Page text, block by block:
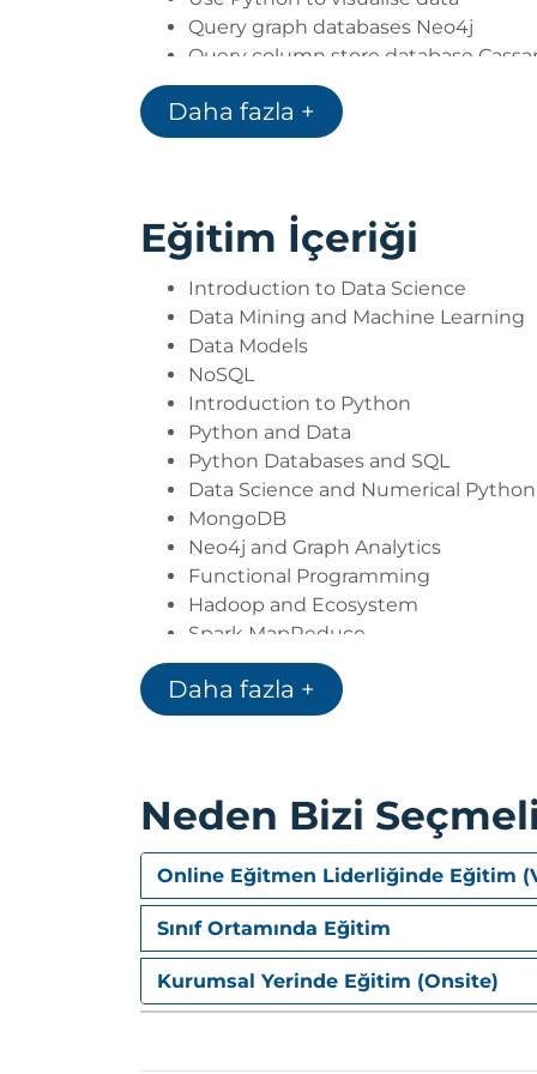
Query graph databases Neo4j
Query column store database
Query document based database
Use Hadoop and Spark
Use Python Machine Learning
Daha fazla +
Eğitim İçeriği
Introduction to Data Science
Data Mining and Machine Learning
Data Models
NoSQL
Introduction to Python
Python and Data
Python Databases and SQL
Data Science and Numerical Python
MongoDB
Neo4j and Graph Analytics
Functional Programming
Hadoop and Ecosystem
Spark MapReduce
Spark SQL
Python Machine Learning
Daha fazla +
Neden Bizi
Online Eğitmen Liderliğinde Eğitim
Sınıf Ortamında Eğitim
Kurumsal Yerinde Eğitim (Onsite)